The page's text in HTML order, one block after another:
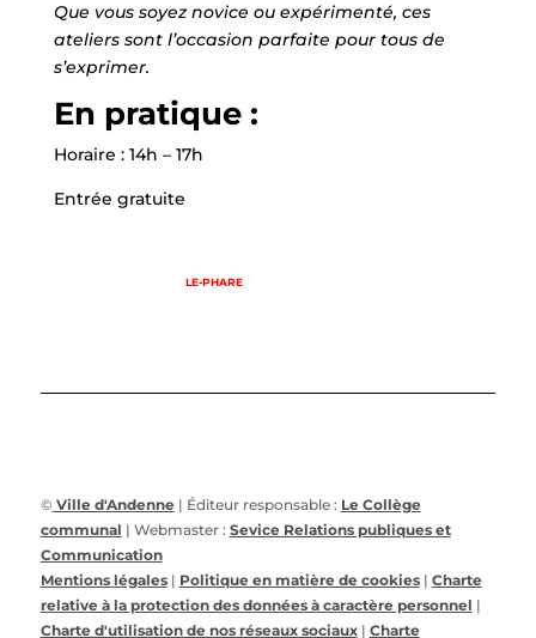
Que vous soyez novice ou expérimenté, ces
ateliers sont l’occasion parfaite pour tous de
s’exprimer.
En pratique :
Horaire : 14h – 17h
Entrée gratuite
LE-PHARE
© Ville d'Andenne| Éditeur responsable : Le Collège
communal | Webmaster : Sevice Relations publiques et
Communication
Mentions légales| Politique en matière de cookies| Charte
relative à la protection des données à caractère personnel |
Charte d'utilisation de nos réseaux sociaux| Charte